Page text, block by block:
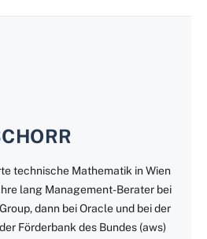
technische Mathematik in Wien
lang Management-Berater bei
dann bei Oracle und bei der
Förderbank des Bundes (aws)